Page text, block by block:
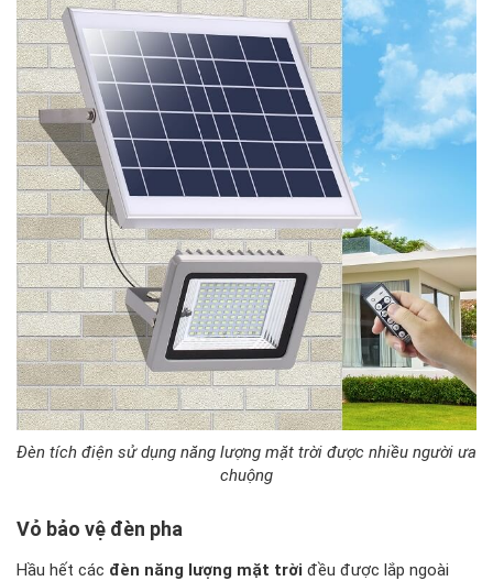
Đèn tích điện sử dụng năng lượng mặt trời được nhiều người ưa
chuộng
Vỏ bảo vệ đèn pha
Hầu hết các đèn năng lượng mặt trời đều được lắp ngoài